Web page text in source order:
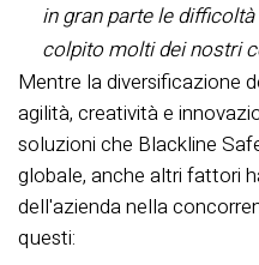
in gran parte le
colpito molti dei nostri
Mentre la diversificazione
agilità, creatività e
soluzioni che Blackline
globale, anche altri fattori
dell'azienda nella
questi: